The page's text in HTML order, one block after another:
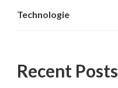
Technologie
Recent Posts